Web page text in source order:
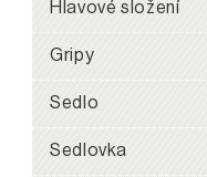
Hlavové složení
Gripy
Sedlo
Sedlovka